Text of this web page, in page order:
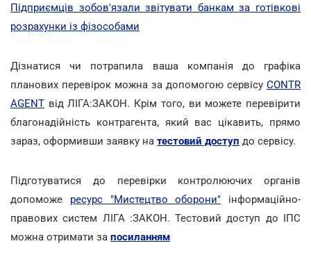
Підприємців зобов'язали звітувати банкам за готівкові
розрахунки із фізособами
Дізнатися чи потрапила ваша компанія до графіка
планових перевірок можна за допомогою сервісу CONTR
AGENT від ЛІГА:ЗАКОН. Крім того, ви можете перевірити
благонадійність контрагента, який вас цікавить, прямо
зараз, оформивши заявку на тестовий доступ до сервісу.
Підготуватися до перевірки контролюючих органів
допоможе ресурс "Мистецтво оборони" інформаційно-
правових систем ЛІГА :ЗАКОН. Тестовий доступ до ІПС
можна отримати за посиланням